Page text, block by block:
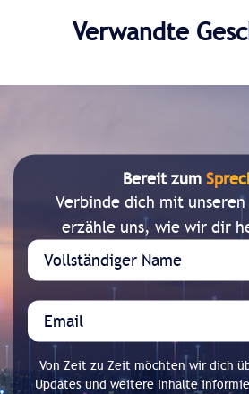
Verwandte
Bereit zum
Verbinde dich mit
erzähle uns, wie wir dir
Von Zeit zu Zeit möchten wir dich
Updates und weitere Inhalte